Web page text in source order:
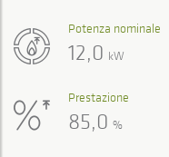
Potenza nominale
12,0 kW
Prestazione
85,0 %